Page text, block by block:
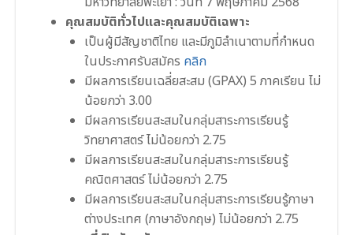
คุณสมบัติทั่วไปและคุณสมบัติเฉพาะ
เป็นผู้มีสัญชาติไทย และมีภูมิลําเนาตามที่กำหนด
ในประกาศรับสมัคร คลิก
มีผลการเรียนเฉลี่ยสะสม (GPAX) 5 ภาคเรียน ไม่
น้อยกว่า 3.00
มีผลการเรียนสะสมในกลุ่มสาระการเรียนรู้
วิทยาศาสตร์ ไม่น้อยกว่า 2.75
มีผลการเรียนสะสมในกลุ่มสาระการเรียนรู้
คณิตศาสตร์ ไม่น้อยกว่า 2.75
มีผลการเรียนสะสมในกลุ่มสาระการเรียนรู้ภาษา
ต่างประเทศ (ภาษาอังกฤษ) ไม่น้อยกว่า 2.75